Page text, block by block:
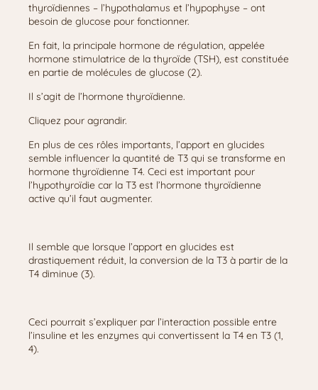
thyroïdiennes – l’hypothalamus et l’hypophyse – ont
besoin de glucose pour fonctionner.
En fait, la principale hormone de régulation, appelée
hormone stimulatrice de la thyroïde (TSH), est constituée
en partie de molécules de glucose (2).
Il s’agit de l’hormone thyroïdienne.
Cliquez pour agrandir.
En plus de ces rôles importants, l’apport en glucides
semble influencer la quantité de T3 qui se transforme en
hormone thyroïdienne T4. Ceci est important pour
l’hypothyroïdie car la T3 est l’hormone thyroïdienne
active qu’il faut augmenter.
Il semble que lorsque l’apport en glucides est
drastiquement réduit, la conversion de la T3 à partir de la
T4 diminue (3).
Ceci pourrait s’expliquer par l’interaction possible entre
l’insuline et les enzymes qui convertissent la T4 en T3 (1,
4).